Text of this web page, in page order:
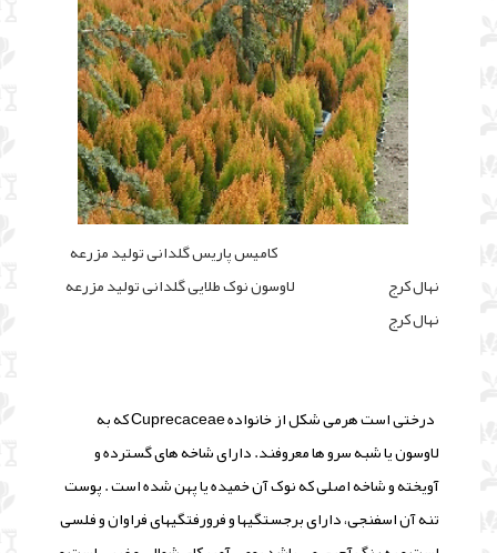
کامیس پاریس گلدانی تولید مزرعه
نهال کرج لاوسون نوک طلایی گلدانی تولید مزرعه
نهال کرج
درختی است هرمی شکل از خانواده Cuprecaceae که به
لاوسون یا شبه سرو ها معروفند. دارای شاخه های گسترده و
آویخته و شاخه اصلی که نوک آن خمیده یا پهن شده است . پوست
تنه آن اسفنجی، دارای برجستگیها و فرورفتگیهای فراوان و فلسی